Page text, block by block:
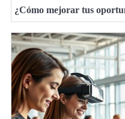
¿Cómo mejorar tus